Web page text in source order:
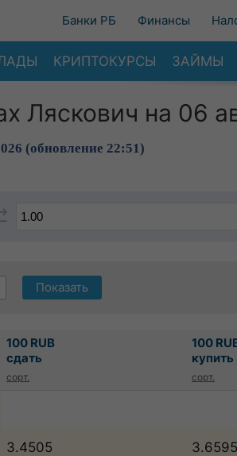
Банки РБ Финансы
КРИПТОКУРСЫ ЗАЙМЫ
Ляскович на 06
(обновление 22:51)
Показать
100 RUB
сдать
сорт.
100
купить
сорт.
3.4505 3.6595